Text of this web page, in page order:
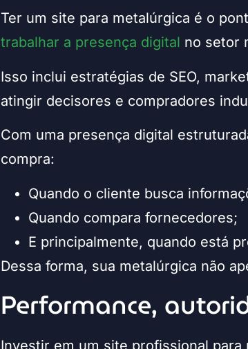
Ter um site para metalúrgica é o
trabalhar a presença digital no setor
Isso inclui estratégias de SEO,
atingir decisores e compradores
Com uma presença digital
compra:
Quando o cliente busca
Quando compara fornecedores;
E principalmente, quando está
Dessa forma, sua metalúrgica não
Performance,
Investir em um site profissional